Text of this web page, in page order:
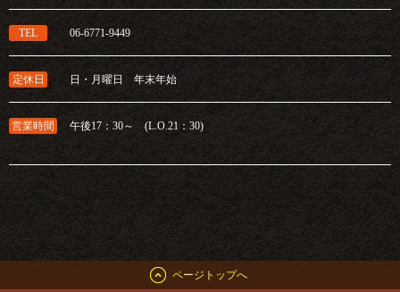
TEL 06-6771-9449
定休日 日・月曜日 年末年始
営業時間 午後17：30～ (L.O.21：30)
ページトップへ